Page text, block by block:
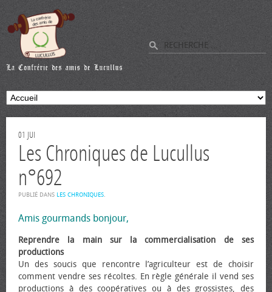
01 JUI
Les Chroniques de Lucullus
n°692
PUBLIÉ DANS LES CHRONIQUES.
Amis gourmands bonjour,
Reprendre la main sur la commercialisation de ses
productions
Un des soucis que rencontre l’agriculteur est de choisir
comment vendre ses récoltes. En règle générale il vend ses
productions à des coopératives ou à des grossistes, des